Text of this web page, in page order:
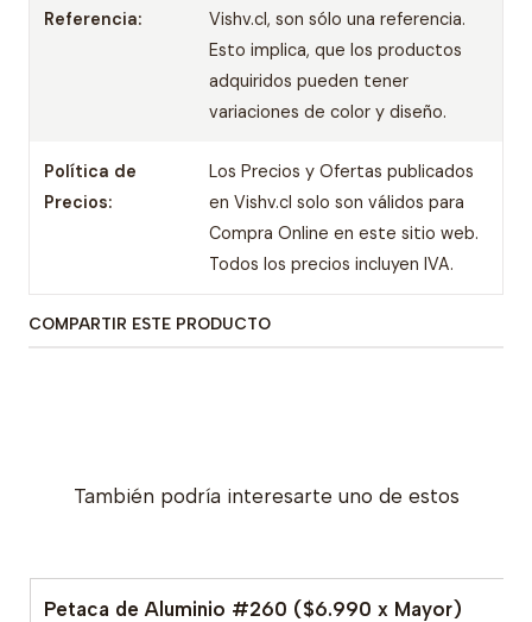
Referencia:
Vishv.cl, son sólo una referencia.
Esto implica, que los productos
adquiridos pueden tener
variaciones de color y diseño.
Política de
Precios:
Los Precios y Ofertas publicados
en Vishv.cl solo son válidos para
Compra Online en este sitio web.
Todos los precios incluyen IVA.
COMPARTIR ESTE PRODUCTO
También podría interesarte uno de estos
Petaca de Aluminio #260 ($6.990 x Mayor)